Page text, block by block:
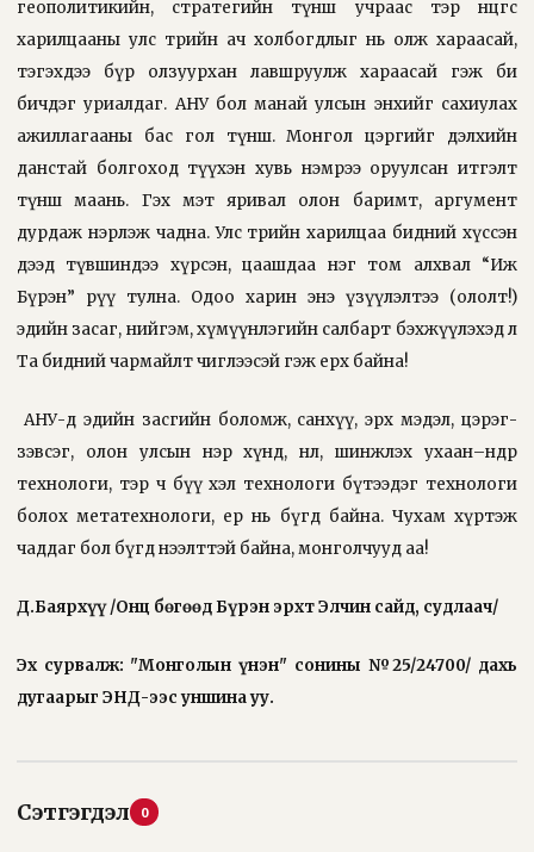
геополитикийн, стратегийн түнш учраас тэр өнцгөөс
харилцааны улс төрийн ач холбогдлыг нь олж хараасай,
тэгэхдээ бүр олзуурхан лавшруулж хараасай гэж би
бичдэг уриалдаг. АНУ бол манай улсын энхийг сахиулах
ажиллагааны бас гол түнш. Монгол цэргийг дэлхийн
данстай болгоход түүхэн хувь нэмрээ оруулсан итгэлт
түнш маань. Гэх мэт яривал олон баримт, аргумент
дурдаж нэрлэж чадна. Улс төрийн харилцаа бидний хүссэн
дээд түвшиндээ хүрсэн, цаашдаа нэг том алхвал “Иж
Бүрэн” рүү тулна. Одоо харин энэ үзүүлэлтээ (ололт!)
эдийн засаг, нийгэм, хүмүүнлэгийн салбарт бэхжүүлэхэд л
Та бидний чармайлт чиглээсэй гэж ерөөх байна!
АНУ-д эдийн засгийн боломж, санхүү, эрх мэдэл, цэрэг-
зэвсэг, олон улсын нэр хүнд, нөлөө, шинжлэх ухаан–өндөр
технологи, тэр ч бүү хэл технологи бүтээдэг технологи
болох метатехнологи, ер нь бүгд байна. Чухам хүртэж
чаддаг бол бүгд нээлттэй байна, монголчууд аа!
Д.Баярхүү /Онц бөгөөд Бүрэн эрхт Элчин сайд, судлаач/
Эх сурвалж: "Монголын үнэн" сонины №25/24700/ дахь
дугаарыг ЭНД-ээс уншина уу.
Сэтгэгдэл 0